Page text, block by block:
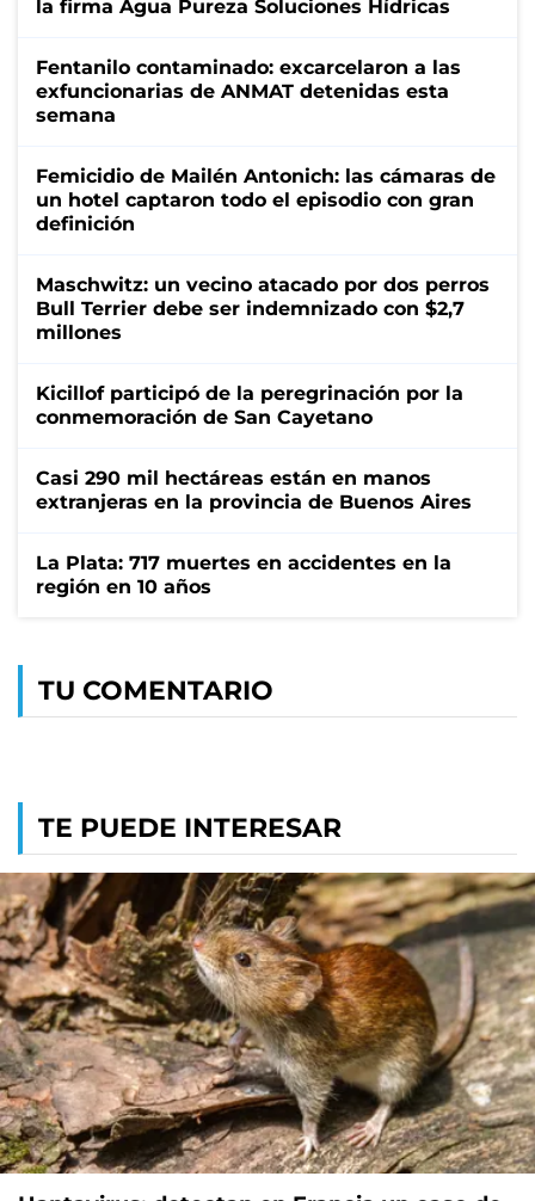
la firma Agua Pureza Soluciones Hídricas
Fentanilo contaminado: excarcelaron a las
exfuncionarias de ANMAT detenidas esta
semana
Femicidio de Mailén Antonich: las cámaras de
un hotel captaron todo el episodio con gran
definición
Maschwitz: un vecino atacado por dos perros
Bull Terrier debe ser indemnizado con $2,7
millones
Kicillof participó de la peregrinación por la
conmemoración de San Cayetano
Casi 290 mil hectáreas están en manos
extranjeras en la provincia de Buenos Aires
La Plata: 717 muertes en accidentes en la
región en 10 años
TU COMENTARIO
TE PUEDE INTERESAR